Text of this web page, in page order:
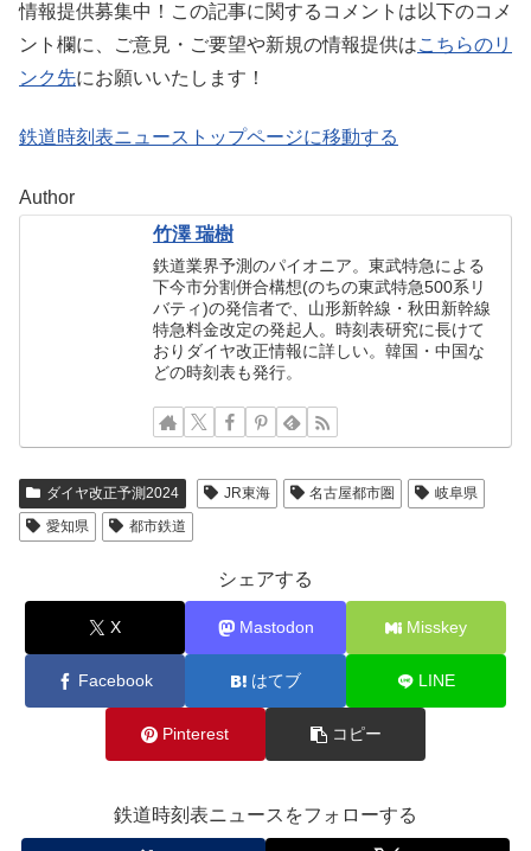
情報提供募集中！この記事に関するコメントは以下のコメ
ント欄に、ご意見・ご要望や新規の情報提供はこちらのリ
ンク先にお願いいたします！
鉄道時刻表ニューストップページに移動する
Author
竹澤 瑞樹
鉄道業界予測のパイオニア。東武特急による
下今市分割併合構想(のちの東武特急500系リ
バティ)の発信者で、山形新幹線・秋田新幹線
特急料金改定の発起人。時刻表研究に長けて
おりダイヤ改正情報に詳しい。韓国・中国な
どの時刻表も発行。
ダイヤ改正予測2024 JR東海 名古屋都市圏
岐阜県
愛知県
都市鉄道
シェアする
X Mastodon Misskey
Facebook はてブ LINE
Pinterest コピー
鉄道時刻表ニュースをフォローする